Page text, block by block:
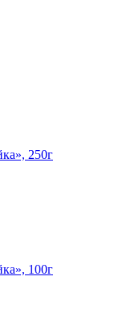
250г
100г